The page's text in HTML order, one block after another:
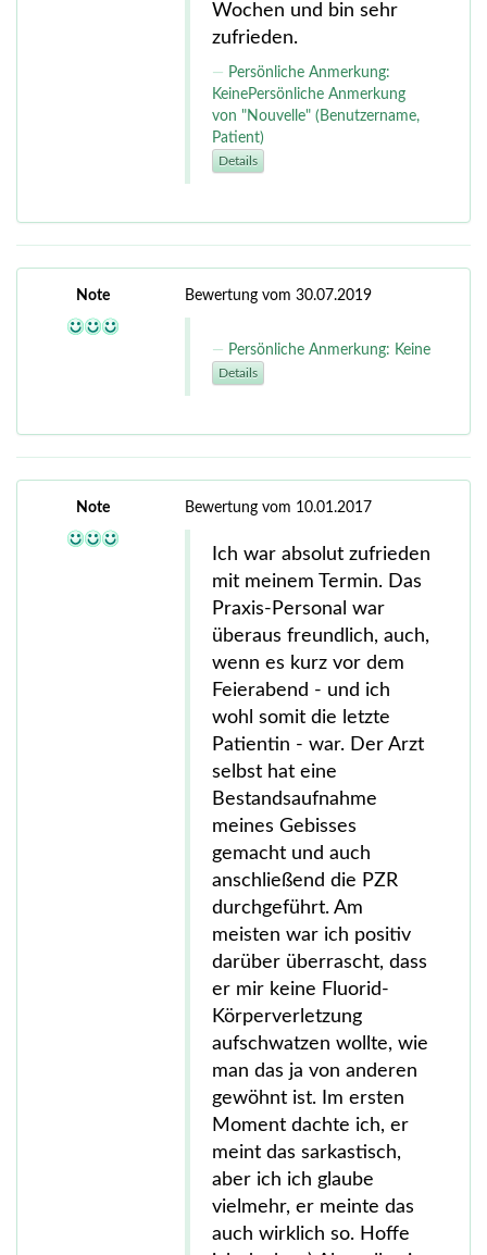
Wochen und bin sehr
zufrieden.
Persönliche Anmerkung:
KeinePersönliche Anmerkung
von "Nouvelle" (Benutzername,
Patient)
Details
Note Bewertung vom 30.07.2019
Persönliche Anmerkung: Keine
Details
Note Bewertung vom 10.01.2017
Ich war absolut zufrieden
mit meinem Termin. Das
Praxis-Personal war
überaus freundlich, auch,
wenn es kurz vor dem
Feierabend - und ich
wohl somit die letzte
Patientin - war. Der Arzt
selbst hat eine
Bestandsaufnahme
meines Gebisses
gemacht und auch
anschließend die PZR
durchgeführt. Am
meisten war ich positiv
darüber überrascht, dass
er mir keine Fluorid-
Körperverletzung
aufschwatzen wollte, wie
man das ja von anderen
gewöhnt ist. Im ersten
Moment dachte ich, er
meint das sarkastisch,
aber ich ich glaube
vielmehr, er meinte das
auch wirklich so. Hoffe